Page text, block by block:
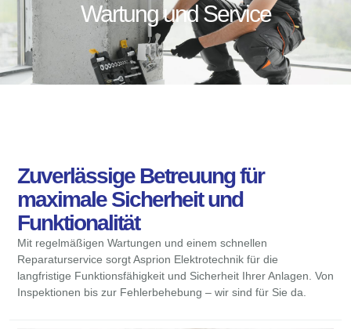
Wartung und Service
Zuverlässige Betreuung für
maximale Sicherheit und
Funktionalität
Mit regelmäßigen Wartungen und einem schnellen
Reparaturservice sorgt Asprion Elektrotechnik für die
langfristige Funktionsfähigkeit und Sicherheit Ihrer Anlagen. Von
Inspektionen bis zur Fehlerbehebung – wir sind für Sie da.